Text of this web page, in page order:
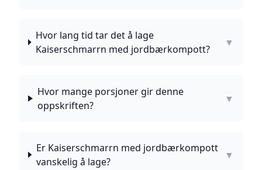
Hvor lang tid tar det å lage
Kaiserschmarrn med jordbærkompott?
▼
Hvor mange porsjoner gir denne
oppskriften?
▼
Er Kaiserschmarrn med jordbærkompott
vanskelig å lage?
▼